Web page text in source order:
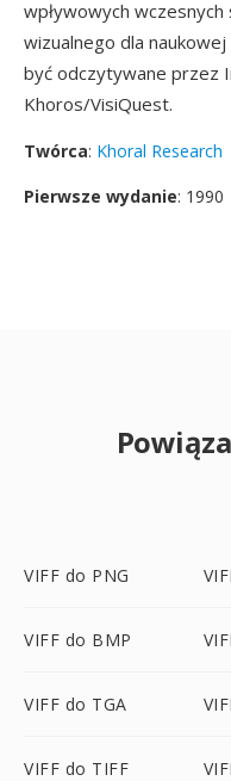
wpływowych
wizualnego dla
być odczytywane przez
Khoros/VisiQuest.
Twórca: Khoral Research
Pierwsze wydanie: 1990
VIFF do PNG
VIFF do BMP
VIFF do TGA
VIFF do TIFF